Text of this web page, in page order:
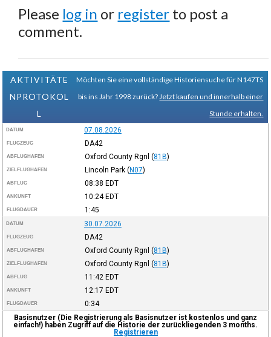
Please log in or register to post a
comment.
AKTIVITÄTE
NPROTOKOL
L
Möchten Sie eine vollständige Historiensuche für N147TS
bis ins Jahr 1998 zurück? Jetzt kaufen und innerhalb einer
Stunde erhalten.
DATUM 07.08.2026
FLUGZEUG DA42
ABFLUGHAFEN Oxford County Rgnl (81B)
ZIELFLUGHAFEN Lincoln Park (N07)
ABFLUG 08:38 EDT
ANKUNFT 10:24EDT
FLUGDAUER 1:45
DATUM 30.07.2026
FLUGZEUG DA42
ABFLUGHAFEN Oxford County Rgnl (81B)
ZIELFLUGHAFEN Oxford County Rgnl (81B)
ABFLUG 11:42 EDT
ANKUNFT 12:17 EDT
FLUGDAUER
0:34
Basisnutzer (Die Registrierung als Basisnutzer ist kostenlos und ganz
einfach!) haben Zugriff auf die Historie der zurückliegenden 3 months.
Registrieren